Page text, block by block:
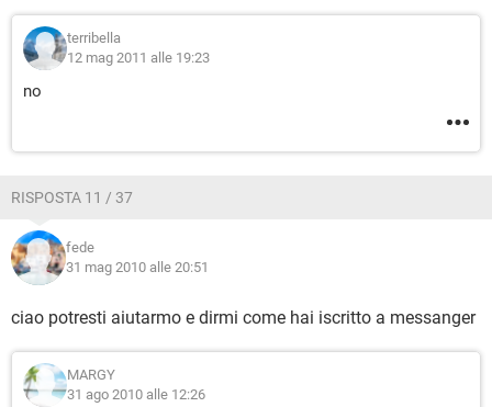
terribella
12 mag 2011 alle 19:23
no
RISPOSTA 11 / 37
fede
31 mag 2010 alle 20:51
ciao potresti aiutarmo e dirmi come hai iscritto a messanger
MARGY
31 ago 2010 alle 12:26